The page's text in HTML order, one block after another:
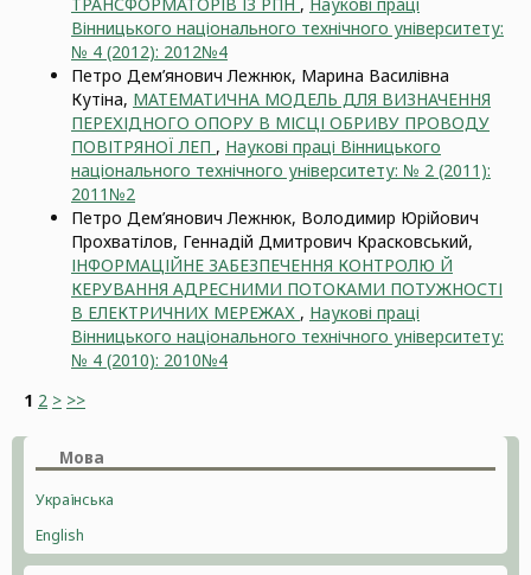
Вінницького національного технічного університету:
№ 4 (2012): 2012№4
Петро Дем’янович Лежнюк, Марина Василівна
Кутіна, МАТЕМАТИЧНА МОДЕЛЬ ДЛЯ ВИЗНАЧЕННЯ
ПЕРЕХІДНОГО ОПОРУ В МІСЦІ ОБРИВУ ПРОВОДУ
ПОВІТРЯНОЇ ЛЕП , Наукові праці Вінницького
національного технічного університету: № 2 (2011):
2011№2
Петро Дем’янович Лежнюк, Володимир Юрійович
Прохватілов, Геннадій Дмитрович Красковський,
ІНФОРМАЦІЙНЕ ЗАБЕЗПЕЧЕННЯ КОНТРОЛЮ Й
КЕРУВАННЯ АДРЕСНИМИ ПОТОКАМИ ПОТУЖНОСТІ
В ЕЛЕКТРИЧНИХ МЕРЕЖАХ , Наукові праці
Вінницького національного технічного університету:
№ 4 (2010): 2010№4
1 2 > >>
Мова
Українська
English